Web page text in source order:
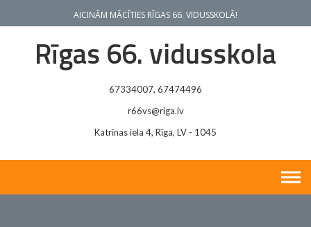
AICINĀM MĀCĪTIES RĪGAS 66. VIDUSSKOLĀ!
Rīgas 66. vidusskola
67334007, 67474496
r66vs@riga.lv
Katrīnas iela 4, Rīga, LV - 1045